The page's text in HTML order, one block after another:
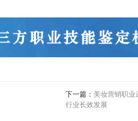
下一篇： 美妆营销职业
行业长效发展